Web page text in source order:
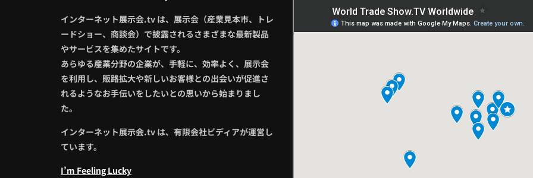
インターネット展示会.tv は、展示会（産業見本市、トレ
ードショー、商談会）で披露されるさまざまな最新製品
やサービスを集めたサイトです。
あらゆる産業分野の企業が、手軽に、効率よく、展示会
を利用し、販路拡大や新しいお客様との出会いが促進さ
れるようなお手伝いをしたいとの思いから始まりまし
た。
インターネット展示会.tv は、有限会社ビディアが運営し
ています。
I’m Feeling Lucky